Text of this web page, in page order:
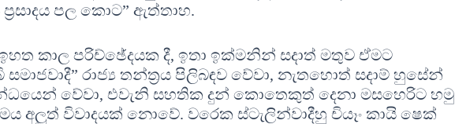
පල කොට” ඇත්තාහ.
කාල පරිච්ඡේදයක දී, ඉතා ඉක්මනින් සදාත් මතුව ඒමට
රාජ්‍ය තන්ත‍්‍රය පිලිබඳව වේවා, නැතහොත් සදාම් හුසේන්
වේවා, එවැනි සහතික දුන් කොතෙකුත් දෙනා මසහෙරිට හමු
අලුත් විවාදයක් නොවේ. වරෙක ස්ටැලින්වාදීහු චියෑං කායි ෂෙක්